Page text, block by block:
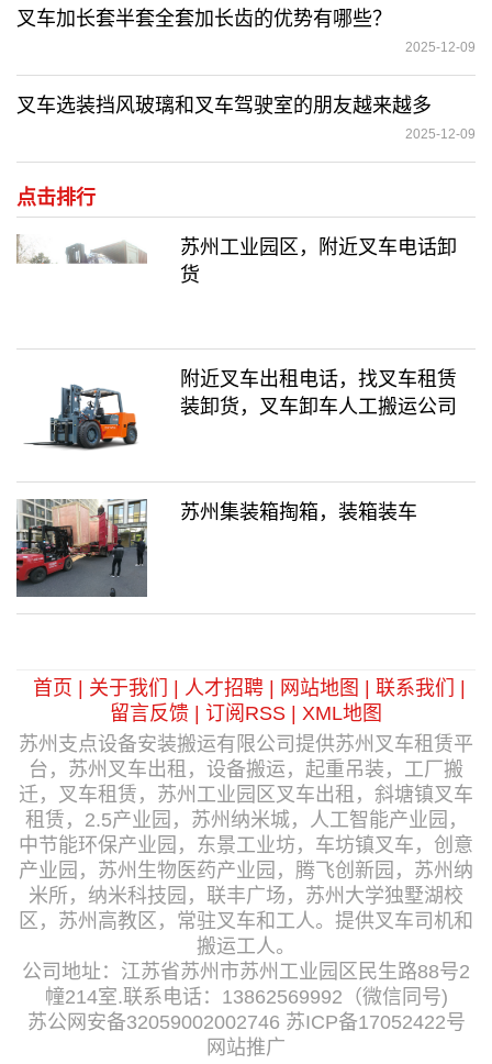
叉车加长套半套全套加长齿的优势有哪些？
2025-12-09
叉车选装挡风玻璃和叉车驾驶室的朋友越来越多
2025-12-09
点击排行
苏州工业园区，附近叉车电话卸
货
附近叉车出租电话，找叉车租赁
装卸货，叉车卸车人工搬运公司
苏州集装箱掏箱，装箱装车
首页 关于我们 人才招聘 网站地图 联系我们
留言反馈
订阅RSS
XML地图
苏州支点设备安装搬运有限公司提供苏州叉车租赁平
台，苏州叉车出租，设备搬运，起重吊装，工厂搬
迁，叉车租赁，苏州工业园区叉车出租，斜塘镇叉车
租赁，2.5产业园，苏州纳米城，人工智能产业园，
中节能环保产业园，东景工业坊，车坊镇叉车，创意
产业园，苏州生物医药产业园，腾飞创新园，苏州纳
米所，纳米科技园，联丰广场，苏州大学独墅湖校
区，苏州高教区，常驻叉车和工人。提供叉车司机和
搬运工人。
公司地址：江苏省苏州市苏州工业园区民生路88号2
幢214室.联系电话：13862569992（微信同号)
苏公网安备32059002002746 苏ICP备17052422号
网站推广